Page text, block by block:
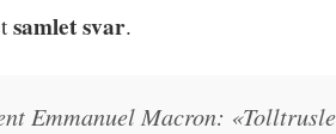
samlet svar.
Emmanuel Macron: